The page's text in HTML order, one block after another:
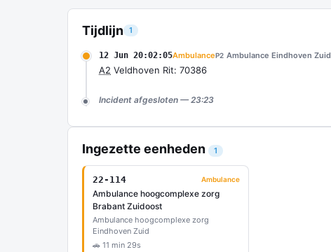
Tijdlijn 1
12 Jun 20:02:05AmbulanceP2 Ambulance Eindhoven Zuid
A2 Veldhoven Rit: 70386
Incident afgesloten — 23:23
Ingezette eenheden 1
22-114 Ambulance
Ambulance hoogcomplexe zorg
Brabant Zuidoost
Ambulance hoogcomplexe zorg
Eindhoven Zuid
🚗 11 min 29s